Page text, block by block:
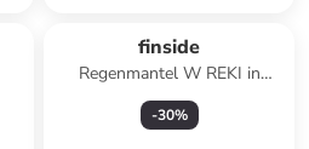
finside
Regenmantel W REKI in
Marine
-30%